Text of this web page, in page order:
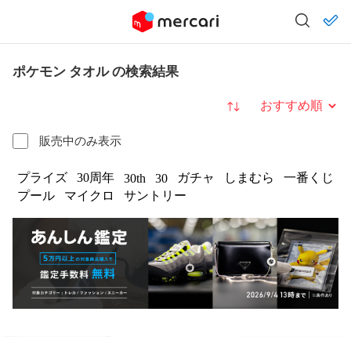
ポケモン タオル の検索結果
販売中のみ表示
並び替え
プライズ 30周年 30th 30 ガチャ しまむら
一番くじ
プール
マイクロ サントリー